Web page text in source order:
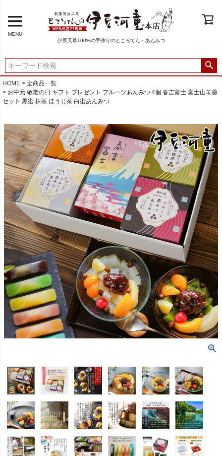
MENU
伊豆天草100%の手作りのところてん・あんみつ
HOME
全商品一覧
お中元 敬老の日 ギフト プレゼント フルーツあんみつ 4個 春吉富士 富士山羊羹
セット 黒蜜 抹茶 ほうじ茶 白蜜あんみつ